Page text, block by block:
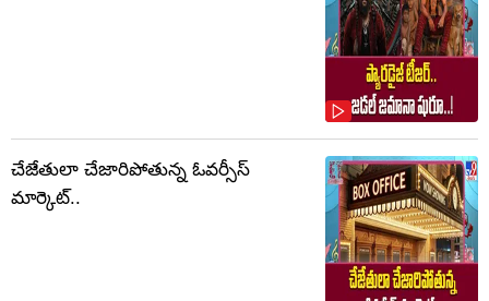
చేజేతులా చేజారిపోతున్న ఓవర్సీస్
మార్కెట్..